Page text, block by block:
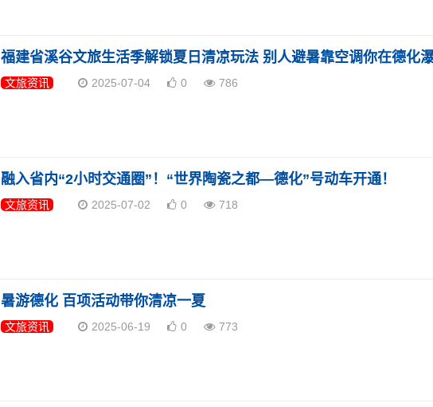
文旅资讯 2025-07-04 0 786
融入省内“2小时交通圈”！“世界陶瓷之都—德化”号动车开通！
文旅资讯 2025-07-02 0 718
暑游德化 百项活动带你清凉一夏
文旅资讯 2025-06-19 0 773